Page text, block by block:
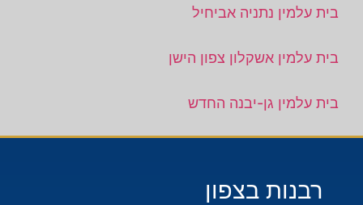
בית עלמין נתניה אביחיל
בית עלמין אשקלון צפון הישן
בית עלמין גן-יבנה החדש
רבנות בצפון